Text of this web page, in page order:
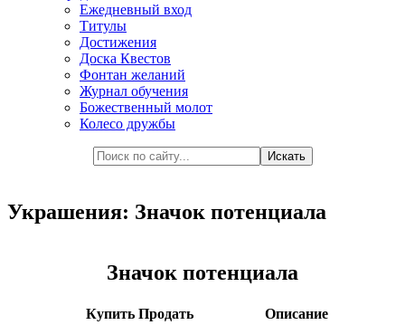
Ежедневный вход
Титулы
Достижения
Доска Квестов
Фонтан желаний
Журнал обучения
Божественный молот
Колесо дружбы
Украшения: Значок потенциала
Значок потенциала
Купить Продать
Описание